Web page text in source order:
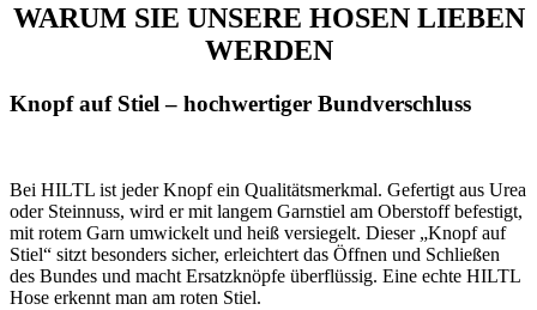
WARUM SIE UNSERE HOSEN LIEBEN
WERDEN
Knopf auf Stiel – hochwertiger Bundverschluss
Bei HILTL ist jeder Knopf ein Qualitätsmerkmal. Gefertigt aus Urea
oder Steinnuss, wird er mit langem Garnstiel am Oberstoff befestigt,
mit rotem Garn umwickelt und heiß versiegelt. Dieser „Knopf auf
Stiel“ sitzt besonders sicher, erleichtert das Öffnen und Schließen
des Bundes und macht Ersatzknöpfe überflüssig. Eine echte HILTL
Hose erkennt man am roten Stiel.